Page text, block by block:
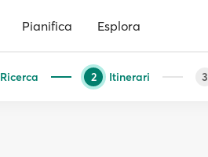
Pianifica Esplora
Ricerca 2 Itinerari 3